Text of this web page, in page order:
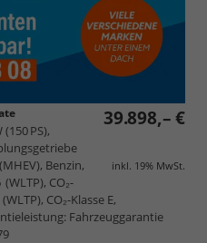
39.898,– €
inkl. 19% MwSt.
PS),
Benzin,
CO₂-
CO₂-Klasse E,
Fahrzeuggarantie